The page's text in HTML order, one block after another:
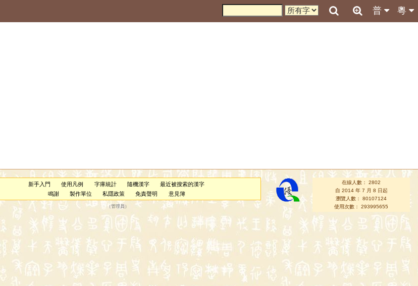
粵
普
新手入門 使用凡例 字庫統計 隨機漢字
最近被搜索的漢字
鳴謝
製作單位 私隱政策 免責聲明 意見簿
（管理員 ）
在線人數： 2802
自 2014 年 7 月 8 日起
瀏覽人數： 80107124
使用次數： 293995655